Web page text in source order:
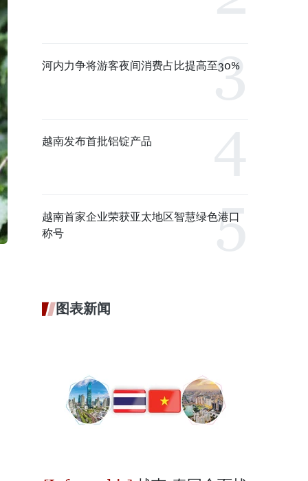
河内力争将游客夜间消费占比提高至30%
越南发布首批铝锭产品
越南首家企业荣获亚太地区智慧绿色港口
称号
图表新闻